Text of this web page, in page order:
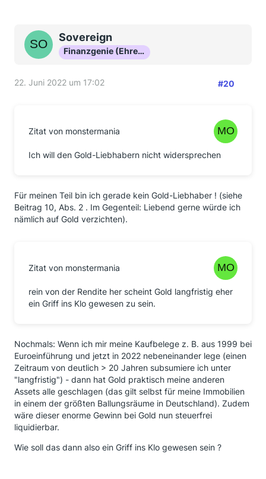
Sovereign
Finanzgenie (Ehrenmitglied)
22. Juni 2022 um 17:02 #20
Zitat von monstermania
Ich will den Gold-Liebhabern nicht widersprechen
Für meinen Teil bin ich gerade kein Gold-Liebhaber ! (siehe
Beitrag 10, Abs. 2 . Im Gegenteil: Liebend gerne würde ich
nämlich auf Gold verzichten).
Zitat von monstermania
rein von der Rendite her scheint Gold langfristig eher
ein Griff ins Klo gewesen zu sein.
Nochmals: Wenn ich mir meine Kaufbelege z. B. aus 1999 bei
Euroeinführung und jetzt in 2022 nebeneinander lege (einen
Zeitraum von deutlich > 20 Jahren subsumiere ich unter
"langfristig") - dann hat Gold praktisch meine anderen
Assets alle geschlagen (das gilt selbst für meine Immobilien
in einem der größten Ballungsräume in Deutschland). Zudem
wäre dieser enorme Gewinn bei Gold nun steuerfrei
liquidierbar.
Wie soll das dann also ein Griff ins Klo gewesen sein ?